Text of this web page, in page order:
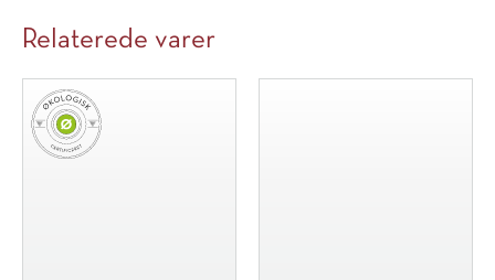
Relaterede varer